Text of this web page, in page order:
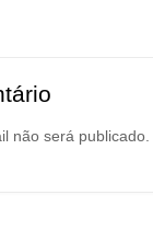
não será publicado.